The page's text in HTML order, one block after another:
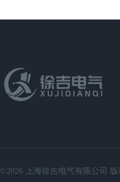
©2026 上海徐吉电气有限公司 版